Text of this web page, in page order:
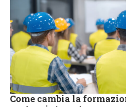
Come cambia la